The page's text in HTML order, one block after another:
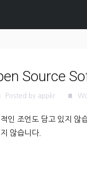
Source
Posted by appkr
인 조언도 담고 있지 않
않습니다.